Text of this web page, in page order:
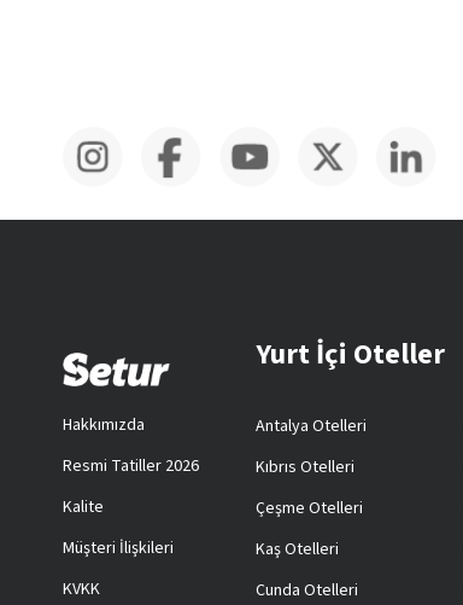
Hakkımızda
Resmi Tatiller 2026
Kalite
Müşteri İlişkileri
KVKK
Yurt İçi Oteller
Antalya Otelleri
Kıbrıs Otelleri
Çeşme Otelleri
Kaş Otelleri
Cunda Otelleri